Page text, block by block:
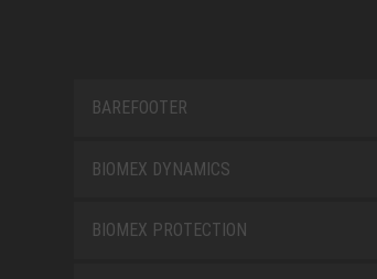
BAREFOOTER
BIOMEX DYNAMICS
BIOMEX PROTECTION